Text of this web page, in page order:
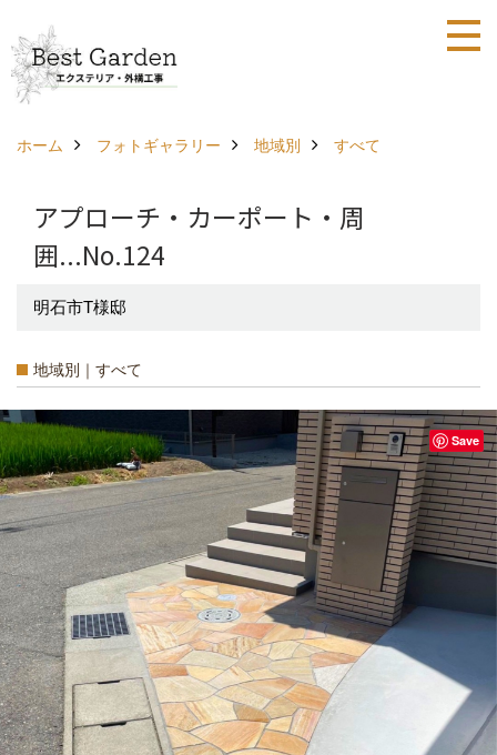
ホーム フォトギャラリー 地域別 すべて
アプローチ・カーポート・周
囲...No.124
明石市T様邸
地域別｜すべて
Save